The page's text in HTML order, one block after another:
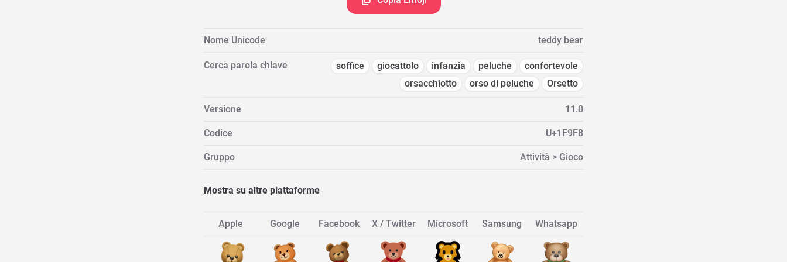
Nome Unicode teddy bear
Cerca parola chiave soffice giocattolo infanzia peluche
confortevole
orsacchiotto
orso di peluche Orsetto
Versione 11.0
Codice U+1F9F8
Gruppo Attività > Gioco
Mostra su altre piattaforme
Apple Google Facebook X / Twitter Microsoft Samsung Whatsapp